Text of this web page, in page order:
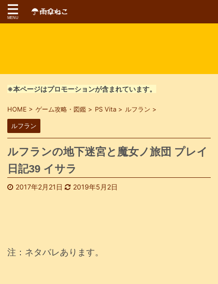
※本ページはプロモーションが含まれています。
HOME > ゲーム攻略・図鑑 > PS Vita > ルフラン >
ルフラン
ルフランの地下迷宮と魔女ノ旅団 プレイ
日記39 イサラ
2017年2月21日 2019年5月2日
注：ネタバレあります。